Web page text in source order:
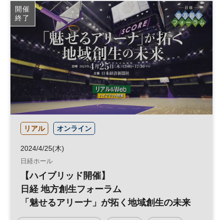
開催
終了
リアル オンライン
2024/4/25(木)
日経ホール
【ハイブリッド開催】
日経 地方創生フォーラム
「魅せるアリーナ」が拓く地域創生の未来